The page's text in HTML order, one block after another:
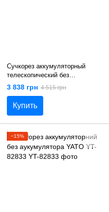
Сучкорез аккумуляторный
телескопический без
аккумулятора YATO YT-82837
3 838 грн 4 515 грн
Купить
−15%